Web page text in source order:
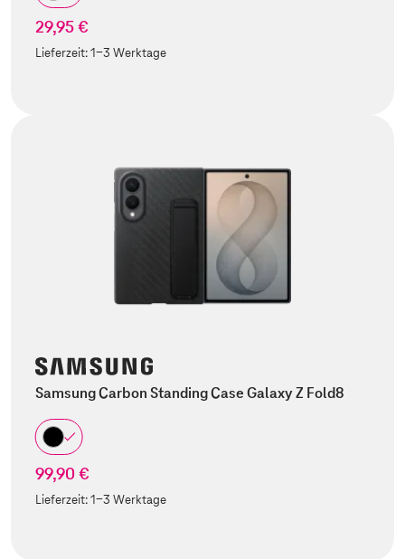
29,95 €
Lieferzeit:1-3 Werktage
Samsung Carbon Standing Case Galaxy Z Fold8
99,90 €
Lieferzeit:1-3 Werktage